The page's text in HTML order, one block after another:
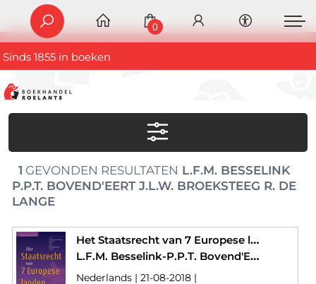
Sinds 1855 in boeken
0
1 GEVONDEN RESULTATEN L.F.M. BESSELINK
P.P.T. BOVEND'EERT J.L.W. BROEKSTEEG R. DE
LANGE
Het Staatsrecht van 7 Europese landen
L.F.M. Besselink-P.P.T. Bovend'Eert-J.L.W. Broeksteeg-R. de Lange
Nederlands | 21-08-2018 |